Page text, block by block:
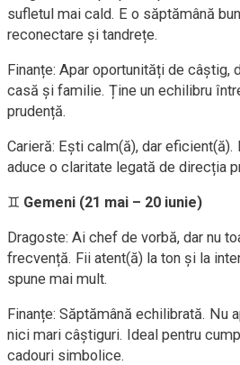
sufletul mai cald. E o săptămână
reconectare și tandrețe.
Finanțe: Apar oportunități de câștig,
casă și familie. Ține un echilibru
prudență.
Carieră: Ești calm(ă), dar
aduce o claritate legată de direcția
♊ Gemeni (21 mai – 20 iunie)
Dragoste: Ai chef de vorbă, dar nu
frecvență. Fii atent(ă) la ton și la
spune mai mult.
Finanțe: Săptămână echilibrată. Nu
nici mari câștiguri. Ideal pentru
cadouri simbolice.